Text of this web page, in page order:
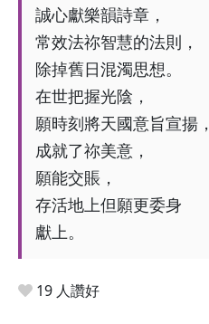
誠心獻樂韻詩章，
常效法祢智慧的法則，
除掉舊日混濁思想。
在世把握光陰，
願時刻將天國意旨宣揚，
成就了祢美意，
願能交賬，
存活地上但願更委身
獻上。
19 人讚好